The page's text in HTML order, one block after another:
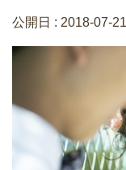
公開日 : 2018-07-21